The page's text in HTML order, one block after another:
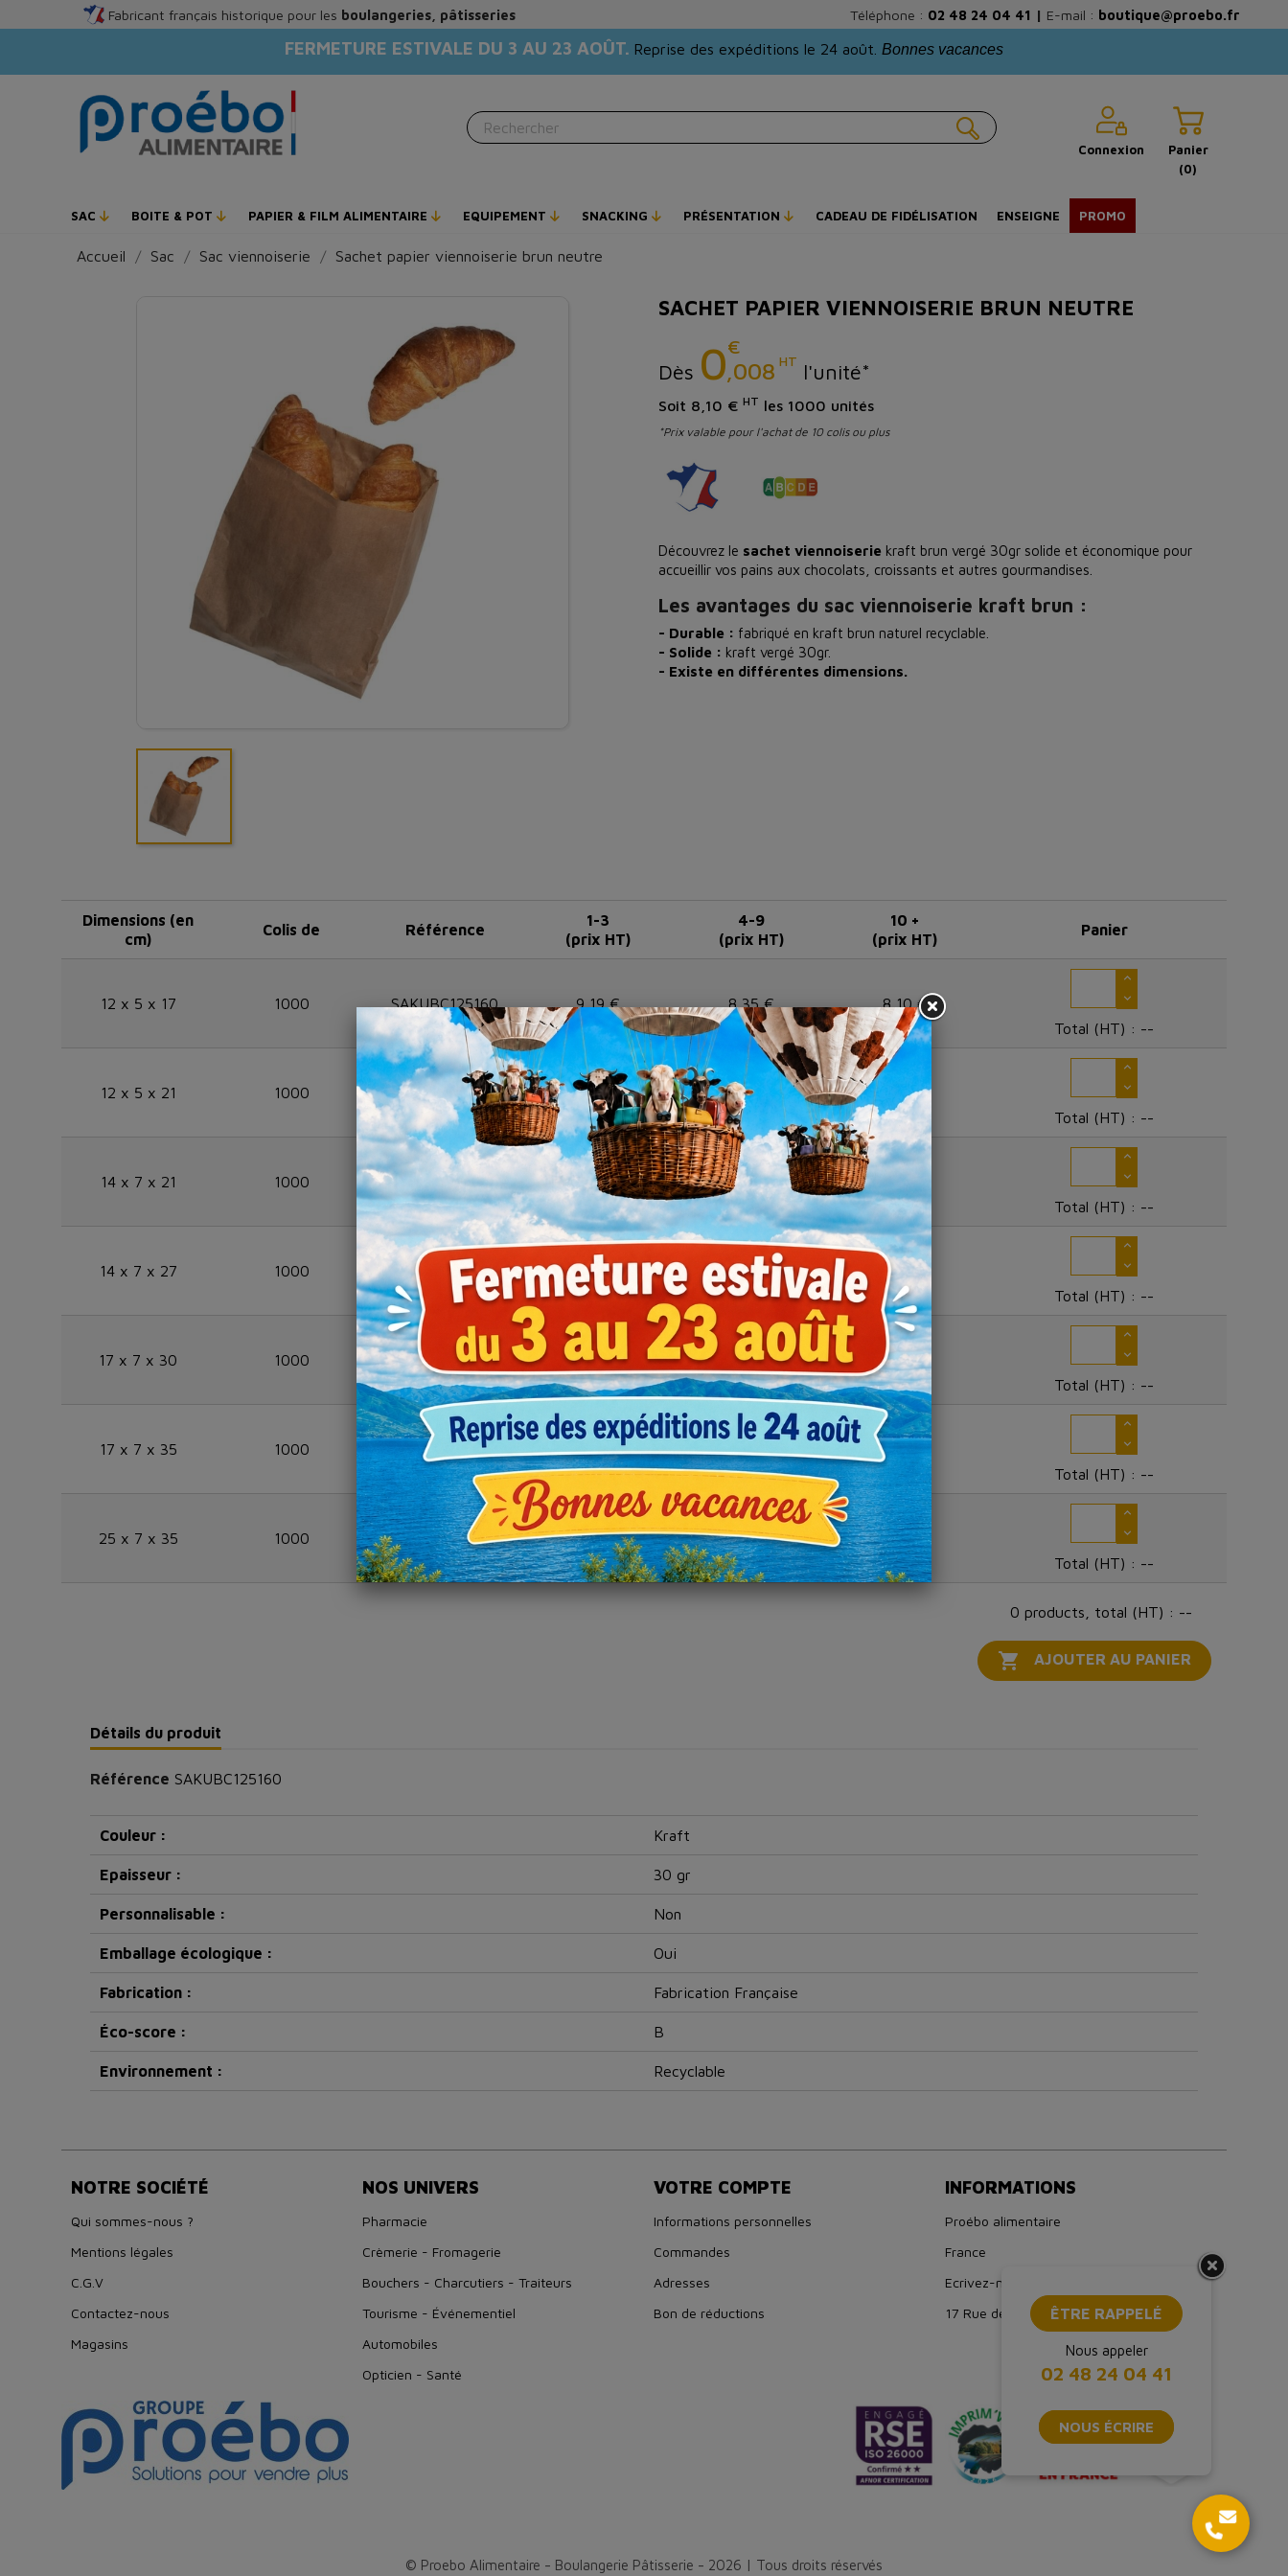
Fabricant français historique pour les boulangeries, pâtisseries Téléphone : 02 48 24 04 41 | E-mail : boutique@proebo.fr
FERMETURE ESTIVALE DU 3 AU 23 AOÛT. Reprise des expéditions le 24 août. Bonnes vacances
Connexion
Panier
(0)
SAC BOITE & POT PAPIER & FILM ALIMENTAIRE EQUIPEMENT SNACKING PRÉSENTATION CADEAU DE FIDÉLISATION ENSEIGNE PROMO
Accueil Sac Sac viennoiserie Sachet papier viennoiserie brun neutre
SACHET PAPIER VIENNOISERIE BRUN NEUTRE
Dès 0€
,008 HT l'unité*
Soit 8,10 € HT les 1000 unités
*Prix valable pour l'achat de 10 colis ou plus
Découvrez le sachet viennoiserie kraft brun vergé 30gr solide et économique pour
accueillir vos pains aux chocolats, croissants et autres gourmandises.
Les avantages du sac viennoiserie kraft brun :
- Durable : fabriqué en kraft brun naturel recyclable.
- Solide : kraft vergé 30gr.
- Existe en différentes dimensions.
Dimensions (en
cm)
Colis de Référence
1-3
(prix HT)
4-9
(prix HT)
10 +
(prix HT)
Panier
12 x 5 x 17 1000 SAKUBC125160 9,19 € 8,35 €
8,10 €
Total (HT) : --
12 x 5 x 21 1000 SAKUBC125210 10,84 € 9,85 €
9,55 €
Total (HT) : --
14 x 7 x 21 1000 SAKUBC147210 12,56 € 11,88 €
11,52 €
Total (HT) : --
14 x 7 x 27 1000 SAKUBC147250 15,71 € 15,19 €
14,73 €
Total (HT) : --
17 x 7 x 30 1000 SAKUBC188270 26,33 € 23,94 €
23,20 €
Total (HT) : --
17 x 7 x 35 1000 SAKUBC188340 29,65 € 27,51 €
26,12 €
Total (HT) : --
25 x 7 x 35 1000 SAUKBC268350 30,72 € 29,69 €
27,42 €
Total (HT) : --
0 products, total (HT) : --
 AJOUTER AU PANIER
Détails du produit
Référence SAKUBC125160
Couleur : Kraft
Epaisseur : 30 gr
Personnalisable : Non
Emballage écologique : Oui
Fabrication : Fabrication Française
Éco-score : B
Environnement : Recyclable
NOTRE SOCIÉTÉ
Qui sommes-nous ?
Mentions légales
C.G.V
Contactez-nous
Magasins
NOS UNIVERS
Pharmacie
Crèmerie - Fromagerie
Bouchers - Charcutiers - Traiteurs
Tourisme - Événementiel
Automobiles
Opticien - Santé
VOTRE COMPTE
Informations personnelles
Commandes
Adresses
Bon de réductions
INFORMATIONS
Proébo alimentaire
France
Ecrivez-nous : boutique@proebo.fr
17 Rue de Strasbourg, 94150 Rungis
ÊTRE RAPPELÉ
Nous appeler
02 48 24 04 41
NOUS ÉCRIRE
© Proebo Alimentaire - Boulangerie Pâtisserie - 2026 | Tous droits réservés